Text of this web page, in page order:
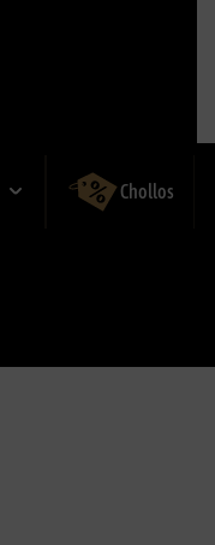
Chollos